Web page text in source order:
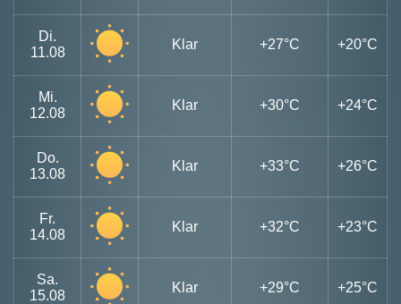
Di.
11.08
Klar +27°C +20°C
Mi.
12.08
Klar +30°C +24°C
Do.
13.08
Klar +33°C +26°C
Fr.
14.08
Klar +32°C +23°C
Sa.
15.08
Klar +29°C +25°C